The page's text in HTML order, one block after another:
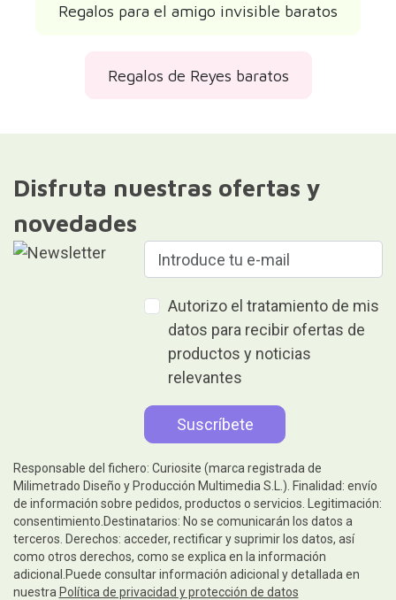
Regalos para el amigo invisible baratos
Regalos de Reyes baratos
Disfruta nuestras ofertas y
novedades
Autorizo el tratamiento de mis
datos para recibir ofertas de
productos y noticias
relevantes
Responsable del fichero: Curiosite (marca registrada de
Milimetrado Diseño y Producción Multimedia S.L.). Finalidad: envío
de información sobre pedidos, productos o servicios. Legitimación:
consentimiento.Destinatarios: No se comunicarán los datos a
terceros. Derechos: acceder, rectificar y suprimir los datos, así
como otros derechos, como se explica en la información
adicional.Puede consultar información adicional y detallada en
nuestra Política de privacidad y protección de datos